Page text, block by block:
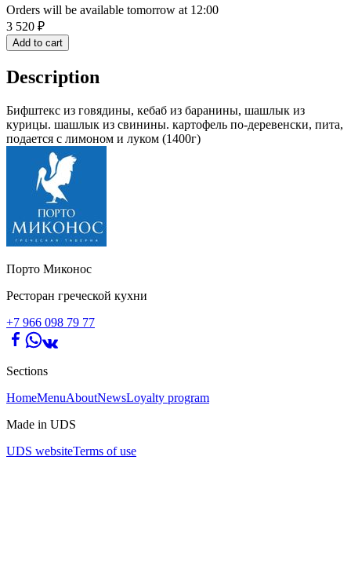
Orders will be available tomorrow at 12:00
3 520 ₽
Add to cart
Description
Бифштекс из говядины, кебаб из баранины, шашлык из
курицы. шашлык из свинины. картофель по-деревенски, пита,
подается с лимоном и луком (1400г)
Порто Миконос
Ресторан греческой кухни
+7 966 098 79 77
Sections
HomeMenuAboutNewsLoyalty program
Made in UDS
UDS websiteTerms of use